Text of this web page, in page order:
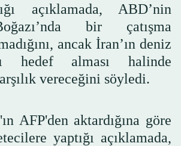
açıklamada, ABD’nin
bir çatışma
ancak İran’ın deniz
hedef alması halinde
vereceğini söyledi.
AFP'den aktardığına göre
yaptığı açıklamada,